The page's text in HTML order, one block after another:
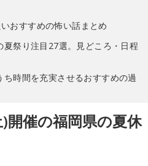
いおすすめの怖い話まとめ
夏祭り注目27選。見どころ・日程
ち時間を充実させるおすすめの過
開催の福岡県の夏休